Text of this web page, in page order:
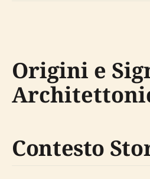
Origini e
Contesto